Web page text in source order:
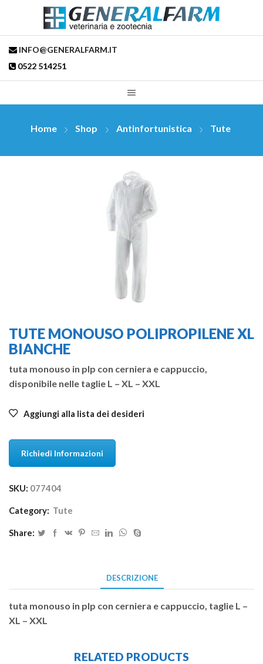
INFO@GENERALFARM.IT
0522 514251
Home Shop Antinfortunistica Tute
TUTE MONOUSO POLIPROPILENE XL
BIANCHE
tuta monouso in plp con cerniera e cappuccio,
disponibile nelle taglie L – XL – XXL
Aggiungi alla lista dei desideri
Richiedi Informazioni
SKU: 077404
Category: Tute
Share:
DESCRIZIONE
tuta monouso in plp con cerniera e cappuccio, taglie L –
XL – XXL
RELATED PRODUCTS